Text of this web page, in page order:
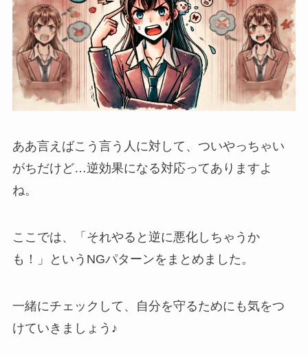
ああ言えばこう言う人に対して、ついやっちゃい
がちだけど…逆効果になる対応ってありますよ
ね。
ここでは、「それやると逆に悪化しちゃうか
も！」というNGパターンをまとめました。
一緒にチェックして、自分を守るためにも気をつ
けていきましょう♪